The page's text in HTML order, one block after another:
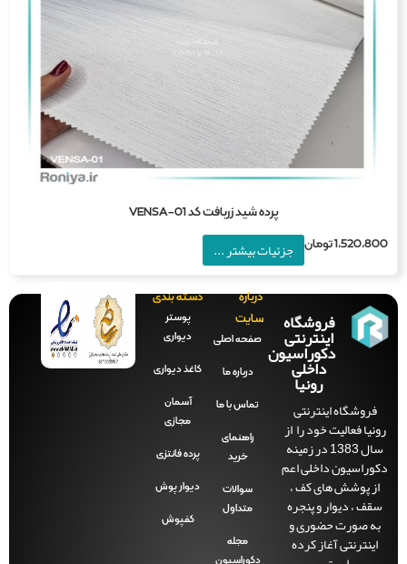
پرده شید زربافت کد VENSA-01
تومان جزئیات بیشتر ...
فروشگاه
اینترنتی
دکوراسیون
داخلی
رونیا
فروشگاه اینترنتی
فعالیت خود را از
سال 1383 در زمینه
داخلی اعم
پوشش های کف ،
، دیوار و پنجره
صورت حضوری و
اینترنتی آغاز کرده
درباره
سایت
صفحه‌ اصلی
درباره ما
تماس با ما
راهنمای
سوالات
متداول
دکوراسیون
دسته بندی
کاغذ دیواری
آسمان
پرده فانتزی
دیوار پوش
کفپوش